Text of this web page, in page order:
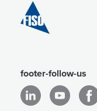
footer-follow-us